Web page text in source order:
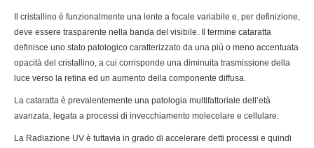
Il cristallino è funzionalmente una lente a focale variabile e, per definizione,
deve essere trasparente nella banda del visibile. Il termine cataratta
definisce uno stato patologico caratterizzato da una più o meno accentuata
opacità del cristallino, a cui corrisponde una diminuita trasmissione della
luce verso la retina ed un aumento della componente diffusa.
La cataratta è prevalentemente una patologia multifattoriale dell’età
avanzata, legata a processi di invecchiamento molecolare e cellulare.
La Radiazione UV è tuttavia in grado di accelerare detti processi e quindi